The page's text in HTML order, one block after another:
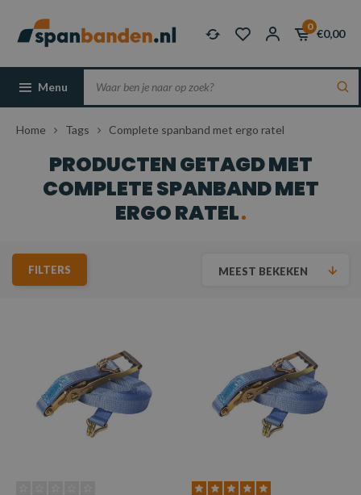
0
€0,00
Menu
Home Tags Complete spanband met ergo ratel
PRODUCTEN GETAGD MET
COMPLETE SPANBAND MET
ERGO RATEL
FILTERS MEEST BEKEKEN